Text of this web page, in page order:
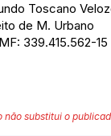
Toscano
de M. Urbano
339.415.562-15
não substitui o